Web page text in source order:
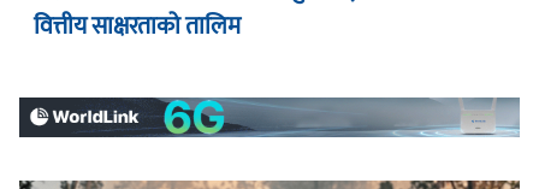
वित्तीय साक्षरताको तालिम